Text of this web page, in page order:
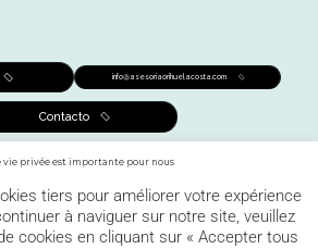
info@asesoriaorihuelacosta.com
Contacto
vie privée est importante pour nous
tiers pour améliorer votre expérience
à naviguer sur notre site, veuillez
cookies en cliquant sur « Accepter tous